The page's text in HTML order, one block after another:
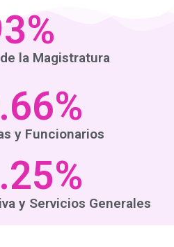
%
la Magistratura
%
y Funcionarios
%
y Servicios Generales